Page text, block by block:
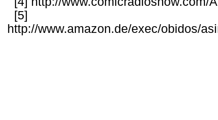
[5]
http://www.amazon.de/exec/obidos/